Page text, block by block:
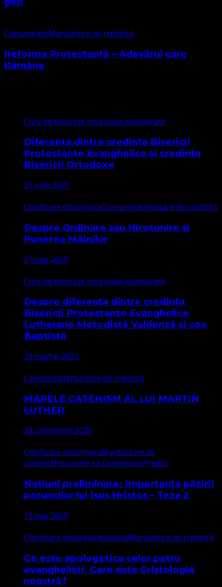
ComunicateMarturisire de credință
Reforma Protestantă – Adevărul care
Rămâne
Curs de doctrine religioase comparate
Diferența dintre credința Bisericii
Protestante Evanghelice și credința
Bisericii Ortodoxe
21 iulie 2021
Clarificare doctrinaraCursurimanifestare de credință
Despre Ordinare sau Hirotonire și
Punerea Mâinilor
5 iunie 2020
Curs de doctrine religioase comparate
Despre diferența dintre credința
Bisericii Protestante Evanghelice
Lutherane Metodistă Valdenză și cea
Baptistă
29 martie 2021
CatehismMarturisire de credință
MARELE CATEHISM AL LUI MARTIN
LUTHER
23 octombrie 2020
Clarificare doctrinaraMarturisire de
credințăPoruncile lui DumnezeuPredici
Noțiuni preliminare: Importanța păzirii
poruncilor lui Isus Hristos – Teza 2
13 mai 2020
Clarificare doctrinaraculturaMarturisire de credință
Ce este apologetica celor patru
evangheliști. Care este Cristologia
noastră?